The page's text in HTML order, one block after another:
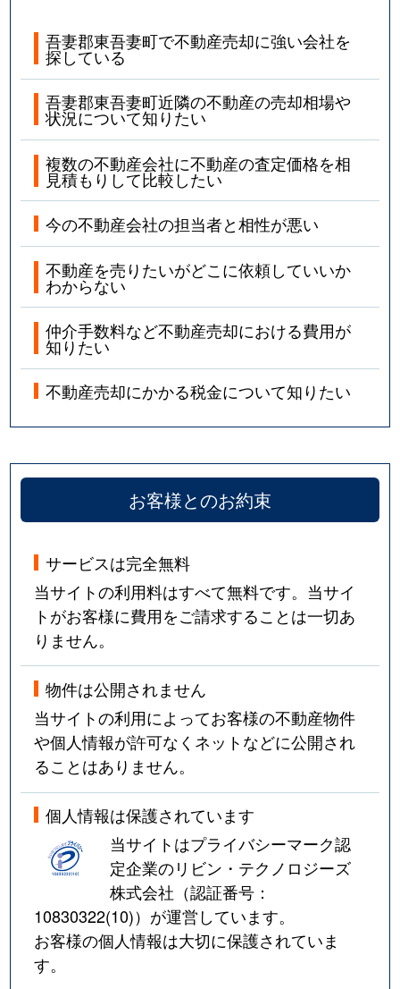
吾妻郡東吾妻町で不動産売却に強い会社を
探している
吾妻郡東吾妻町近隣の不動産の売却相場や
状況について知りたい
複数の不動産会社に不動産の査定価格を相
見積もりして比較したい
今の不動産会社の担当者と相性が悪い
不動産を売りたいがどこに依頼していいか
わからない
仲介手数料など不動産売却における費用が
知りたい
不動産売却にかかる税金について知りたい
お客様とのお約束
サービスは完全無料
当サイトの利用料はすべて無料です。当サイ
トがお客様に費用をご請求することは一切あ
りません。
物件は公開されません
当サイトの利用によってお客様の不動産物件
や個人情報が許可なくネットなどに公開され
ることはありません。
個人情報は保護されています
当サイトはプライバシーマーク認
定企業のリビン・テクノロジーズ
株式会社（認証番号：
10830322(10)）が運営しています。
お客様の個人情報は大切に保護されていま
す。